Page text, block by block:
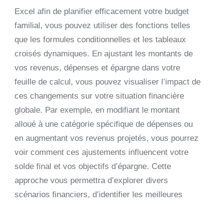
Excel afin de planifier efficacement votre budget
familial, vous pouvez utiliser des fonctions telles
que les formules conditionnelles et les tableaux
croisés dynamiques. En ajustant les montants de
vos revenus, dépenses et épargne dans votre
feuille de calcul, vous pouvez visualiser l’impact de
ces changements sur votre situation financière
globale. Par exemple, en modifiant le montant
alloué à une catégorie spécifique de dépenses ou
en augmentant vos revenus projetés, vous pourrez
voir comment ces ajustements influencent votre
solde final et vos objectifs d’épargne. Cette
approche vous permettra d’explorer divers
scénarios financiers, d’identifier les meilleures